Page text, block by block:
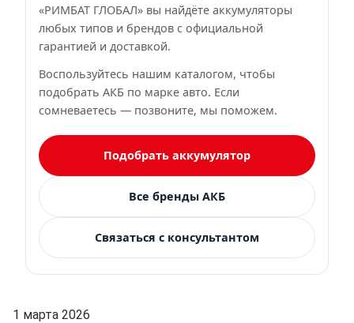
«РИМБАТ ГЛОБАЛ» вы найдёте аккумуляторы
любых типов и брендов с официальной
гарантией и доставкой.
Воспользуйтесь нашим каталогом, чтобы
подобрать АКБ по марке авто. Если
сомневаетесь — позвоните, мы поможем.
Подобрать аккумулятор
Все бренды АКБ
Связаться с консультантом
1 марта 2026